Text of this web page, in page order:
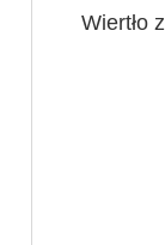
Wiertło